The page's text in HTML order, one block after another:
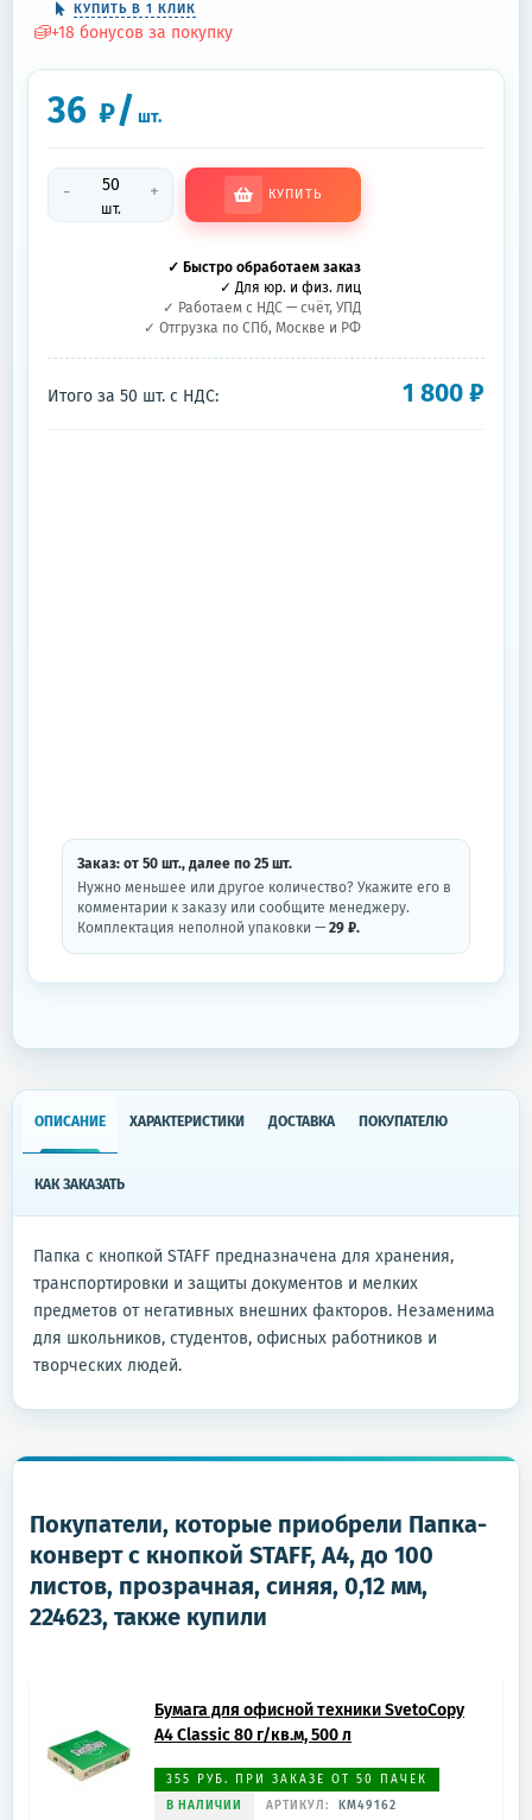
КУПИТЬ В 1 КЛИК
+18 бонусов за покупку
36 ₽/ шт.
-
шт.
+ КУПИТЬ
✓ Быстро обработаем заказ
✓ Для юр. и физ. лиц
✓ Работаем с НДС — счёт, УПД
✓ Отгрузка по СПб, Москве и РФ
Итого за 50 шт. с НДС: 1 800₽
Заказ: от 50 шт., далее по 25 шт.
Нужно меньшее или другое количество? Укажите его в
комментарии к заказу или сообщите менеджеру.
Комплектация неполной упаковки — 29 ₽.
ОПИСАНИЕ ХАРАКТЕРИСТИКИ ДОСТАВКА ПОКУПАТЕЛЮ
КАК ЗАКАЗАТЬ
Папка с кнопкой STAFF предназначена для хранения,
транспортировки и защиты документов и мелких
предметов от негативных внешних факторов. Незаменима
для школьников, студентов, офисных работников и
творческих людей.
Покупатели, которые приобрели Папка-
конверт с кнопкой STAFF, А4, до 100
листов, прозрачная, синяя, 0,12 мм,
224623, также купили
Бумага для офисной техники SvetoCopy
A4 Classic 80 г/кв.м, 500 л
355 РУБ. ПРИ ЗАКАЗЕ ОТ 50 ПАЧЕК
В НАЛИЧИИ
АРТИКУЛ: KM49162